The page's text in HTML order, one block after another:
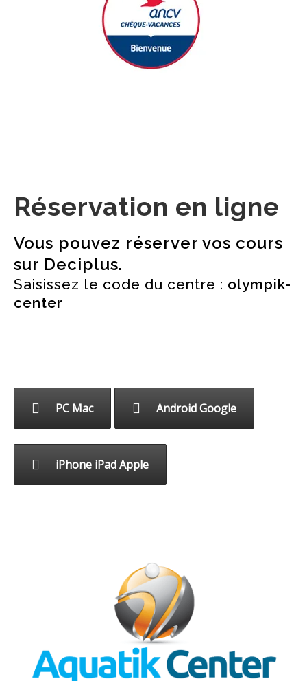
Réservation en ligne
Vous pouvez réserver vos cours
sur Deciplus.
Saisissez le code du centre : olympik-
center
PC Mac Android Google
iPhone iPad Apple